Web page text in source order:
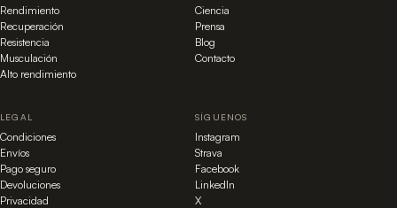
Rendimiento
Recuperación
Resistencia
Musculación
Alto rendimiento
Ciencia
Prensa
Blog
Contacto
LEGAL
Condiciones
Envíos
Pago seguro
Devoluciones
Privacidad
SÍGUENOS
Instagram
Strava
Facebook
LinkedIn
X